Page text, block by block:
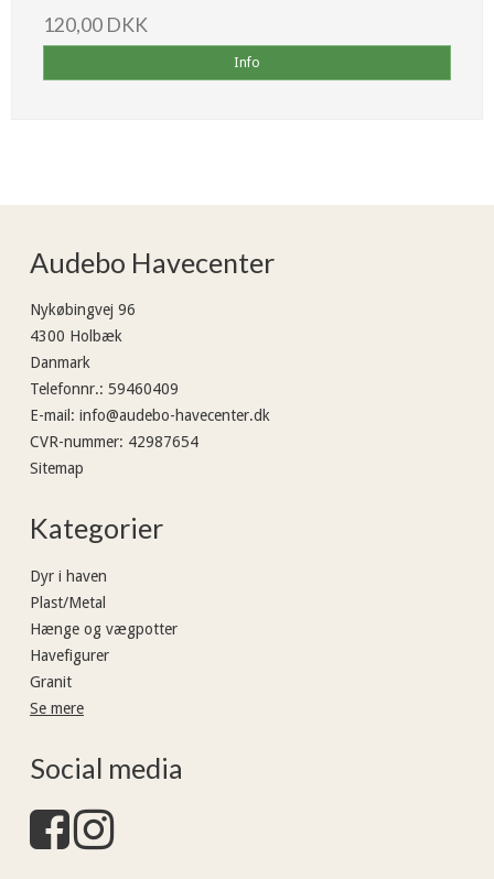
120,00 DKK
Info
Audebo Havecenter
Nykøbingvej 96
4300 Holbæk
Danmark
Telefonnr.: 59460409
E-mail : info@audebo-havecenter.dk
CVR-nummer: 42987654
Sitemap
Kategorier
Dyr i haven
Plast/Metal
Hænge og vægpotter
Havefigurer
Granit
Se mere
Social media